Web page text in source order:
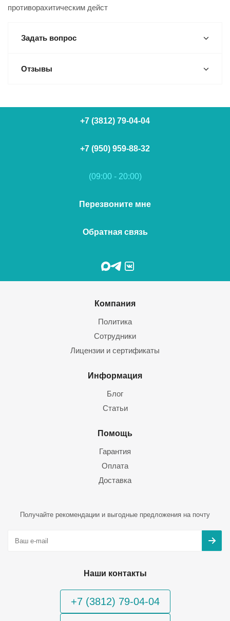
противорахитическим дейст
Задать вопрос
Отзывы
+7 (3812) 79-04-04
+7 (950) 959-88-32
(09:00 - 20:00)
Перезвоните мне
Обратная связь
Компания
Политика
Сотрудники
Лицензии и сертификаты
Информация
Блог
Статьи
Помощь
Гарантия
Оплата
Доставка
Получайте рекомендации и выгодные предложения на почту
Наши контакты
+7 (3812) 79-04-04